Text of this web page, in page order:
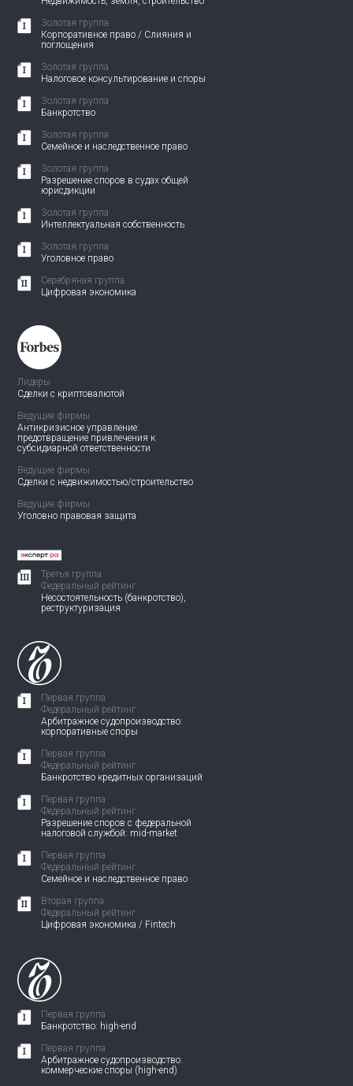
Золотая группа
Корпоративное право / Слияния и
поглощения
Золотая группа
Налоговое консультирование и споры
Золотая группа
Банкротство
Золотая группа
Семейное и наследственное право
Золотая группа
Разрешение споров в судах общей
юрисдикции
Золотая группа
Интеллектуальная собственность
Золотая группа
Уголовное право
Серебряная группа
Цифровая экономика
Лидеры
Сделки с криптовалютой
Ведущие фирмы
Антикризисное управление:
предотвращение привлечения к
субсидиарной ответственности
Ведущие фирмы
Сделки с недвижимостью/строительство
Ведущие фирмы
Уголовно правовая защита
Третья группа
Федеральный рейтинг
Несостоятельность (банкротство),
реструктуризация
Первая группа
Федеральный рейтинг
Арбитражное судопроизводство:
корпоративные споры
Первая группа
Федеральный рейтинг
Банкротство кредитных организаций
Первая группа
Федеральный рейтинг
Разрешение споров с федеральной
налоговой службой: mid-market
Первая группа
Федеральный рейтинг
Семейное и наследственное право
Вторая группа
Федеральный рейтинг
Цифровая экономика / Fintech
Первая группа
Банкротство: high-end
Первая группа
Арбитражное судопроизводство:
коммерческие споры (high-end)